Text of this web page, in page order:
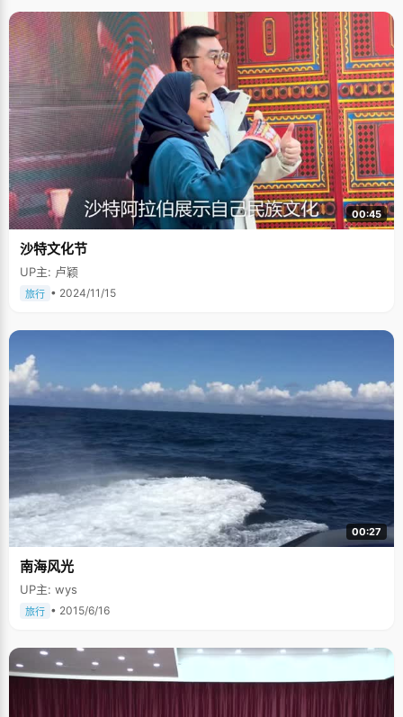
00:45
沙特文化节
UP主: 卢颖
旅行 • 2024/11/15
00:27
南海风光
UP主: wys
旅行 • 2015/6/16